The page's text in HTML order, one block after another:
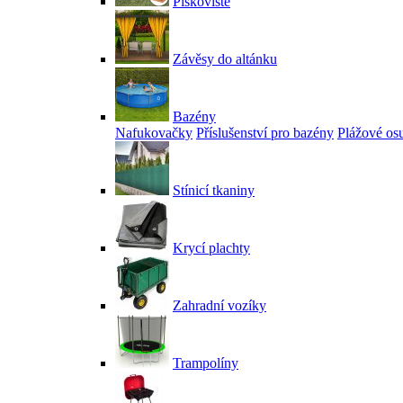
Závěsy do altánku
Bazény
Nafukovačky Příslušenství pro bazény Plážové
Stínicí tkaniny
Krycí plachty
Zahradní vozíky
Trampolíny